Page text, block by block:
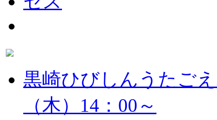
黒崎ひびしんうたご
（木）14：00～